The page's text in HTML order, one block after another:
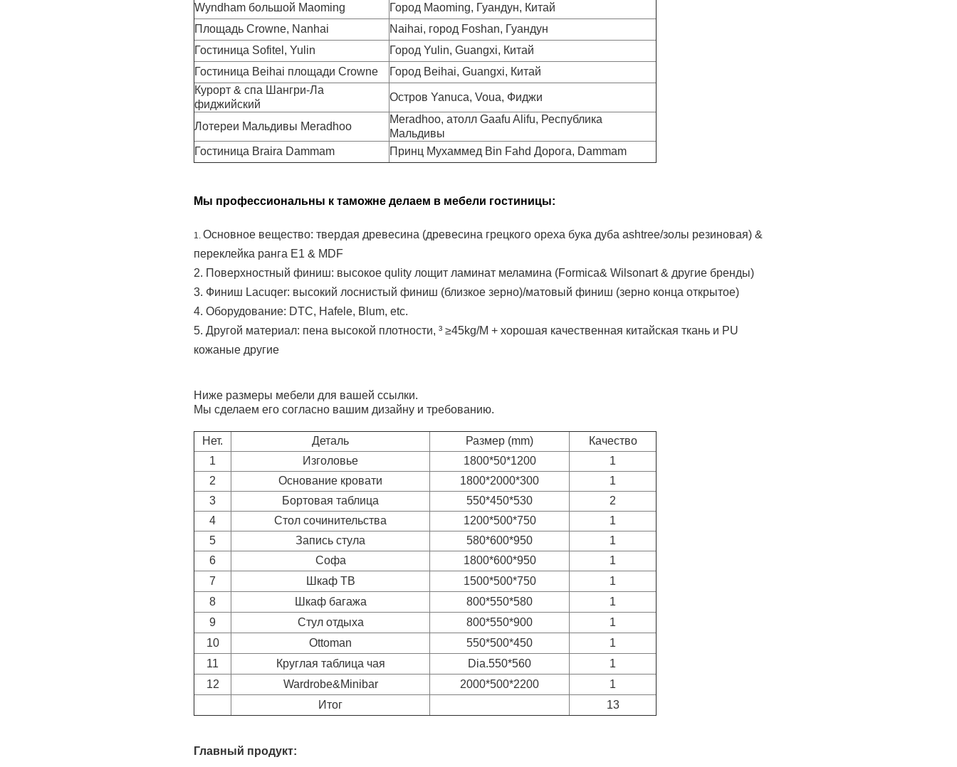
Wyndham большой Maoming
Город Maoming, Гуандун, Китай
Площадь Crowne, Nanhai
Naihai, город Foshan, Гуандун
Гостиница Sofitel, Yulin
Город Yulin, Guangxi, Китай
Гостиница Beihai площади Crowne
Город Beihai, Guangxi, Китай
Курорт & спа Шангри-Ла
фиджийский
Остров Yanuca, Voua, Фиджи
Лотереи Мальдивы Meradhoo
Meradhoo, атолл Gaafu Alifu, Республика
Мальдивы
Гостиница Braira Dammam
Принц Мухаммед Bin Fahd Дорога, Dammam
Мы профессиональны к таможне делаем в мебели гостиницы:
1. Основное вещество: твердая древесина (древесина грецкого ореха бука дуба ashtree/золы резиновая) &
переклейка ранга E1 & MDF
2. Поверхностный финиш: высокое qulity лощит ламинат меламина (Formica& Wilsonart & другие бренды)
3. Финиш Lacuqer: высокий лоснистый финиш (близкое зерно)/матовый финиш (зерно конца открытое)
4. Оборудование: DTC, Hafele, Blum, etc.
5. Другой материал: пена высокой плотности, ³ ≥45kg/M + хорошая качественная китайская ткань и PU
кожаные другие
Ниже размеры мебели для вашей ссылки.
Мы сделаем его согласно вашим дизайну и требованию.
Нет. Деталь Размер (mm)
Качество
1
Изголовье 1800*50*1200
1
2
Основание кровати 1800*2000*300
1
3
Бортовая таблица 550*450*530
2
4
Стол сочинительства 1200*500*750
1
5
Запись стула 580*600*950
1
6
Софа 1800*600*950
1
7
Шкаф ТВ 1500*500*750
1
8
Шкаф багажа 800*550*580
1
9
Стул отдыха 800*550*900
1
10
Ottoman 550*500*450
1
11
Круглая таблица чая Dia.550*560
1
12
Wardrobe&Minibar 2000*500*2200
1
Итог
13
Главный продукт: